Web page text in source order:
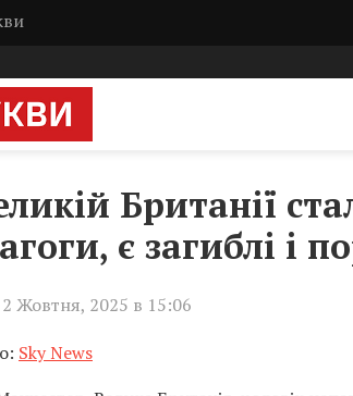
Британії
є загиблі і
Жовтня, 2025 в 15:06
Sky News